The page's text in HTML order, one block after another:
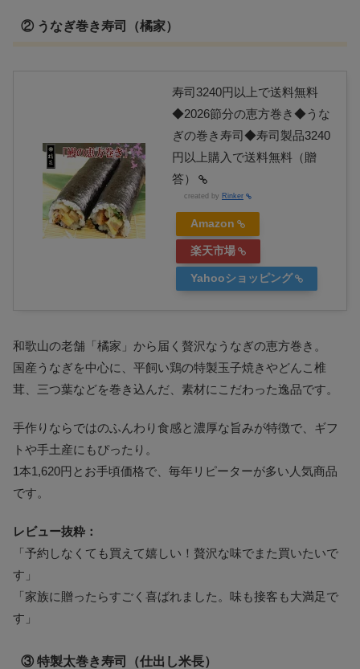
② うなぎ巻き寿司（橘家）
寿司3240円以上で送料無料
◆2026節分の恵方巻き◆うな
ぎの巻き寿司◆寿司製品3240
円以上購入で送料無料（贈
答）
created by Rinker
Amazon
楽天市場
Yahooショッピング
和歌山の老舗「橘家」から届く贅沢なうなぎの恵方巻き。
国産うなぎを中心に、平飼い鶏の特製玉子焼きやどんこ椎
茸、三つ葉などを巻き込んだ、素材にこだわった逸品です。
手作りならではのふんわり食感と濃厚な旨みが特徴で、ギフ
トや手土産にもぴったり。
1本1,620円とお手頃価格で、毎年リピーターが多い人気商品
です。
レビュー抜粋：
「予約しなくても買えて嬉しい！贅沢な味でまた買いたいで
す」
「家族に贈ったらすごく喜ばれました。味も接客も大満足で
す」
③ 特製太巻き寿司（仕出し米長）